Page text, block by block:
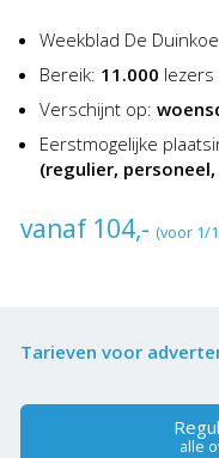
Weekblad De
Bereik: 11.000 lezers
Verschijnt op:
Eerstmogelijke
(regulier,
vanaf 104,- (voor 1/
Tarieven voor
alle